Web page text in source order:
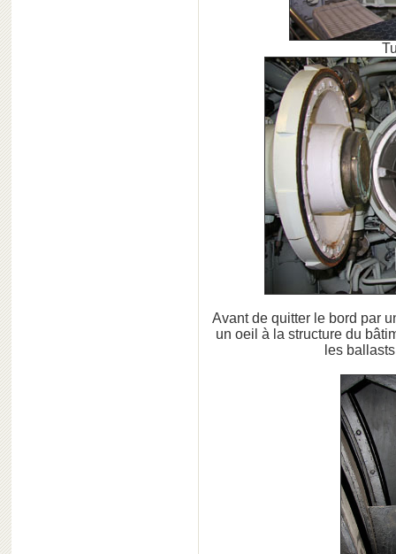
Avant de quitter le bord par
un oeil à la structure du
les